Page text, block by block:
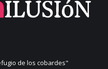
de los cobardes"